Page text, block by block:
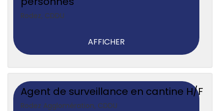
Rodez, CDDU
AFFICHER
Agent de surveillance en cantine H/F
Rodez Agglomération, CDDU